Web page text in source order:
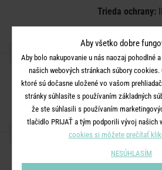
Trieda ochrany:
ZDIEĽAJTE S
ĎALŠIE PRODUKTY
Aby všetko dobre
Aby bolo nakupovanie u nás naozaj pohodlné
našich webových stránkach súbory cookies.
ktoré sú dočasne uložené vo vašom
stránky súhlasíte s používaním základných
že ste súhlasili s používaním
tlačidlo PRIJAŤ a tým podporili vývoj našich
cookies si môžete prečítať
NESÚHLASÍM